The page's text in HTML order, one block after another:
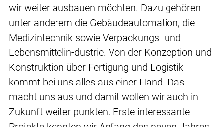
wir weiter ausbauen möchten. Dazu gehören
unter anderem die Gebäudeautomation, die
Medizintechnik sowie Verpackungs- und
Lebensmittelin-dustrie. Von der Konzeption und
Konstruktion über Fertigung und Logistik
kommt bei uns alles aus einer Hand. Das
macht uns aus und damit wollen wir auch in
Zukunft weiter punkten. Erste interessante